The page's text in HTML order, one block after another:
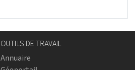
OUTILS DE TRAVAIL
Annuaire